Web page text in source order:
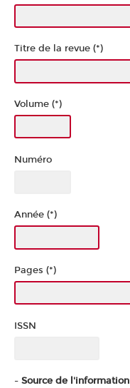
Titre de la revue (*)
Volume (*)
Numéro
Année (*)
Pages (*)
ISSN
- Source de l'information